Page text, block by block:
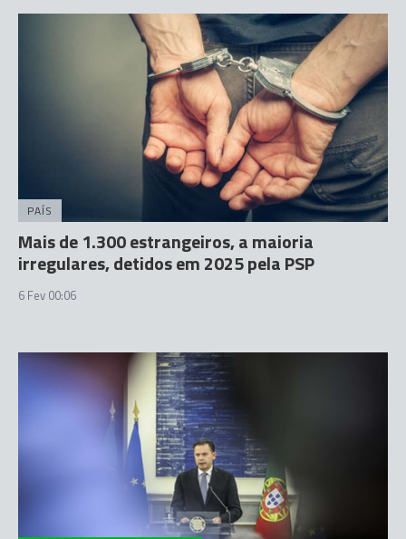
PAÍS
Mais de 1.300 estrangeiros, a maioria
irregulares, detidos em 2025 pela PSP
6 Fev 00:06